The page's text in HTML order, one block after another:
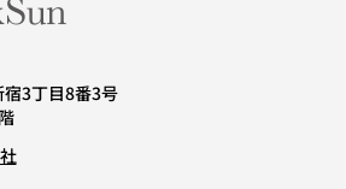
3丁目8番3号